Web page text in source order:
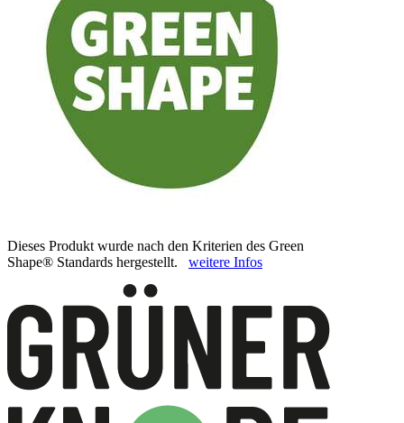
Dieses Produkt wurde nach den Kriterien des Green
Shape® Standards hergestellt. weitere Infos